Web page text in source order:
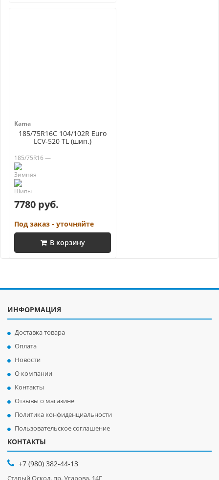
Kama
185/75R16C 104/102R Euro
LCV-520 TL (шип.)
185/75R16 —
7780 руб.
Под заказ - уточняйте
В корзину
ИНФОРМАЦИЯ
Доставка товара
Оплата
Новости
О компании
Контакты
Отзывы о магазине
Политика конфиденциальности
Пользовательское соглашение
КОНТАКТЫ
+7 (980) 382-44-13